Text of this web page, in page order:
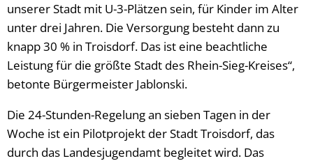
unserer Stadt mit U-3-Plätzen sein, für Kinder im Alter
unter drei Jahren. Die Versorgung besteht dann zu
knapp 30 % in Troisdorf. Das ist eine beachtliche
Leistung für die größte Stadt des Rhein-Sieg-Kreises“,
betonte Bürgermeister Jablonski.
Die 24-Stunden-Regelung an sieben Tagen in der
Woche ist ein Pilotprojekt der Stadt Troisdorf, das
durch das Landesjugendamt begleitet wird. Das